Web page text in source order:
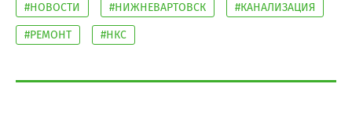
#НОВОСТИ #НИЖНЕВАРТОВСК #КАНАЛИЗАЦИЯ
#РЕМОНТ #НКС